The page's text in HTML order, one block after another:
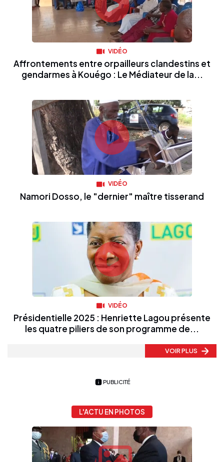
VIDÉO
Affrontements entre orpailleurs clandestins et
gendarmes à Kouégo : Le Médiateur de la...
VIDÉO
Namori Dosso, le "dernier" maître tisserand
VIDÉO
Présidentielle 2025 : Henriette Lagou présente
les quatre piliers de son programme de...
VOIR PLUS
PUBLICITÉ
L'ACTU EN PHOTOS